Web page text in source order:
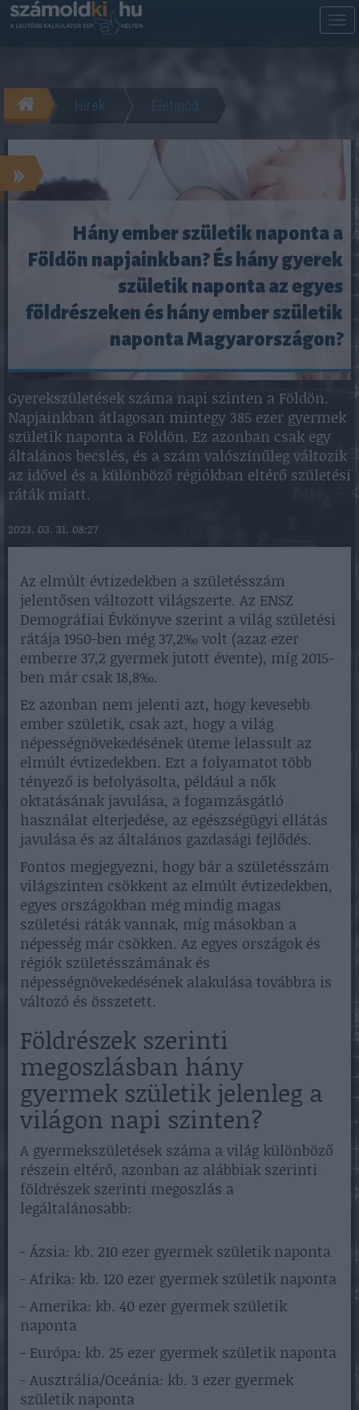
Hírek Életmód
»
Hány ember születik naponta a
Földön napjainkban? És hány gyerek
születik naponta az egyes
földrészeken és hány ember születik
naponta Magyarországon?
Gyerekszületések száma napi szinten a Földön.
Napjainkban átlagosan mintegy 385 ezer gyermek
születik naponta a Földön. Ez azonban csak egy
általános becslés, és a szám valószínűleg változik
az idővel és a különböző régiókban eltérő születési
ráták miatt.
2023. 03. 31. 08:27
Az elmúlt évtizedekben a születésszám
jelentősen változott világszerte. Az ENSZ
Demográfiai Évkönyve szerint a világ születési
rátája 1950-ben még 37,2‰ volt (azaz ezer
emberre 37,2 gyermek jutott évente), míg 2015-
ben már csak 18,8‰.
Ez azonban nem jelenti azt, hogy kevesebb
ember születik, csak azt, hogy a világ
népességnövekedésének üteme lelassult az
elmúlt évtizedekben. Ezt a folyamatot több
tényező is befolyásolta, például a nők
oktatásának javulása, a fogamzásgátló
használat elterjedése, az egészségügyi ellátás
javulása és az általános gazdasági fejlődés.
Fontos megjegyezni, hogy bár a születésszám
világszinten csökkent az elmúlt évtizedekben,
egyes országokban még mindig magas
születési ráták vannak, míg másokban a
népesség már csökken. Az egyes országok és
régiók születésszámának és
népességnövekedésének alakulása továbbra is
változó és összetett.
Földrészek szerinti
megoszlásban hány
gyermek születik jelenleg a
világon napi szinten?
A gyermekszületések száma a világ különböző
részein eltérő, azonban az alábbiak szerinti
földrészek szerinti megoszlás a
legáltalánosabb:
- Ázsia: kb. 210 ezer gyermek születik naponta
- Afrika: kb. 120 ezer gyermek születik naponta
- Amerika: kb. 40 ezer gyermek születik
naponta
- Európa: kb. 25 ezer gyermek születik naponta
- Ausztrália/Oceánia: kb. 3 ezer gyermek
születik naponta